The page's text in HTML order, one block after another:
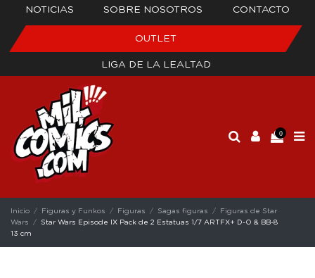
NOTICIAS SOBRE NOSOTROS CONTACTO
OUTLET
LIGA DE LA LEALTAD
0
Inicio Figuras y Funkos Figuras Sagas figuras
Figuras de Star
Wars
Star Wars Episode IX Pack de 2 Estatuas 1/7 ARTFX+ D-O & BB-8
13 cm